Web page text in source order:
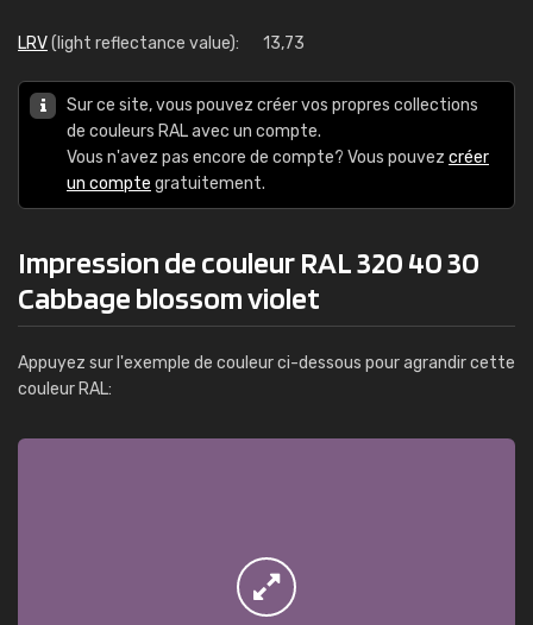
LRV(light reflectance value): 13,73
Sur ce site, vous pouvez créer vos propres collections
de couleurs RAL avec un compte.
Vous n'avez pas encore de compte? Vous pouvez créer
un compte gratuitement.
Impression de couleur RAL 320 40 30
Cabbage blossom violet
Appuyez sur l'exemple de couleur ci-dessous pour agrandir cette
couleur RAL: